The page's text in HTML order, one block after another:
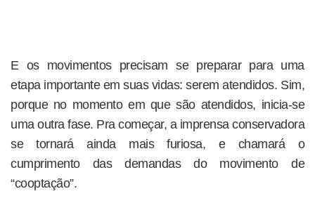
E os movimentos precisam se preparar para uma
etapa importante em suas vidas: serem atendidos. Sim,
porque no momento em que são atendidos, inicia-se
uma outra fase. Pra começar, a imprensa conservadora
se tornará ainda mais furiosa, e chamará o
cumprimento das demandas do movimento de
“cooptação”.